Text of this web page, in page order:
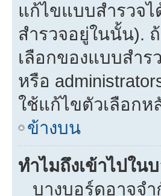
แก้ไขแบบสำรวจ
สำรวจอยู่ในนั้น).
เลือกของแบบสำร
หรือ
ใช้แก้ไขตัวเลือก
ข้างบน
ทำไมถึงเข้าไปใน
บางบอร์ดอาจจำ